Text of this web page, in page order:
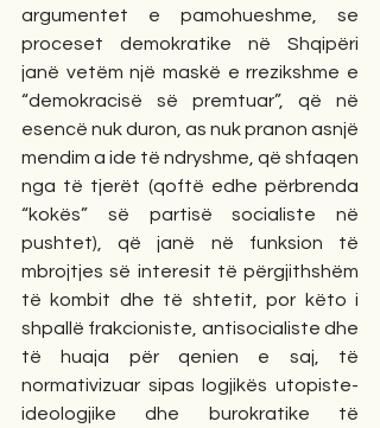
argumentet e pamohueshme, se
proceset demokratike në Shqipëri
janë vetëm një maskë e rrezikshme e
“demokracisë së premtuar”, që në
esencë nuk duron, as nuk pranon asnjë
mendim a ide të ndryshme, që shfaqen
nga të tjerët (qoftë edhe përbrenda
“kokës” së partisë socialiste në
pushtet), që janë në funksion të
mbrojtjes së interesit të përgjithshëm
të kombit dhe të shtetit, por këto i
shpallë frakcioniste, antisocialiste dhe
të huaja për qenien e saj, të
normativizuar sipas logjikës utopiste-
ideologjike dhe burokratike të